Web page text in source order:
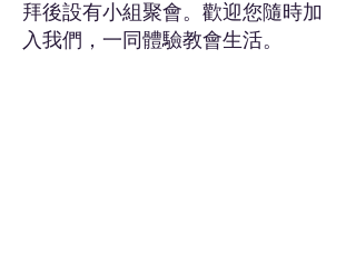
拜後設有小組聚會。歡迎您隨時加
入我們，一同體驗教會生活。